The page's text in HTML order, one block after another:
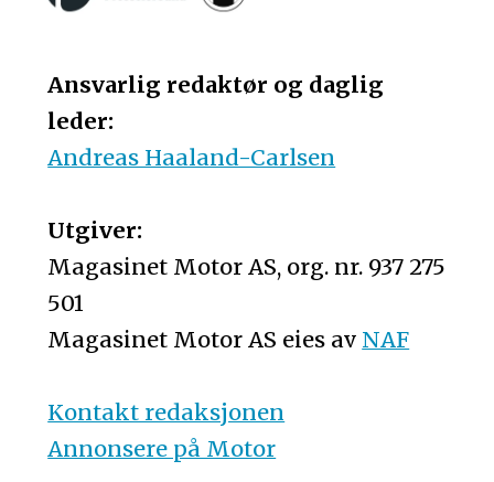
Ansvarlig redaktør og daglig
leder:
Andreas Haaland-Carlsen
Utgiver:
Magasinet Motor AS, org. nr. 937 275
501
Magasinet Motor AS eies av NAF
Kontakt redaksjonen
Annonsere på Motor